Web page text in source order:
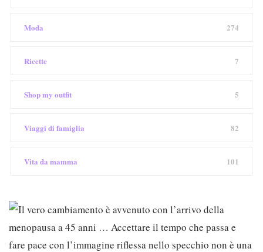
Moda 274
Ricette 7
Shop my outfit 5
Viaggi di famiglia 82
Vita da mamma 101